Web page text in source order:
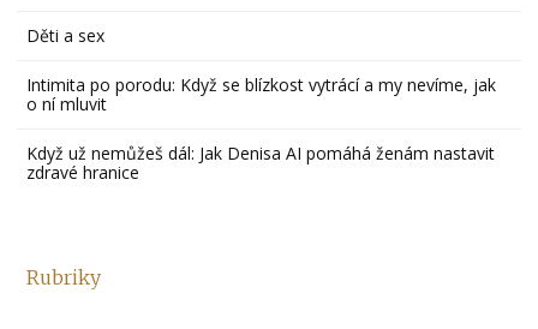
Děti a sex
Intimita po porodu: Když se blízkost vytrácí a my nevíme, jak
o ní mluvit
Když už nemůžeš dál: Jak Denisa AI pomáhá ženám nastavit
zdravé hranice
Rubriky